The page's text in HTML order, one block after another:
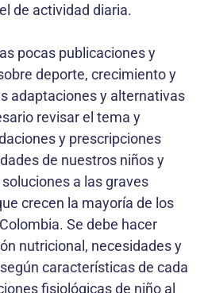
de actividad diaria.
pocas publicaciones y
deporte, crecimiento y
adaptaciones y alternativas
revisar el tema y
y prescripciones
de nuestros niños y
a las graves
crecen la mayoría de los
Se debe hacer
nutricional, necesidades y
características de cada
fisiológicas de niño al